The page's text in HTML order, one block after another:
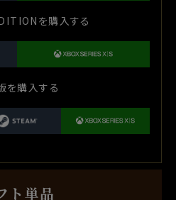
を購入する
を購入する
ト単品